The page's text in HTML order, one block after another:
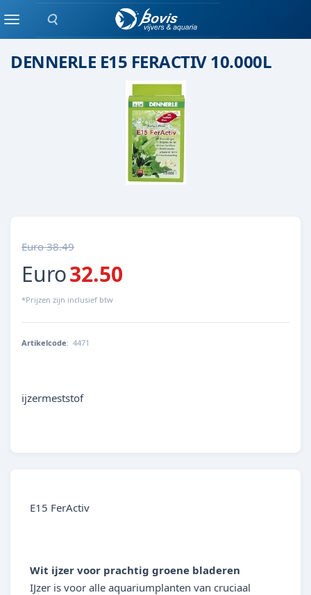
Zoeken
MenuPlant bemesting
DENNERLE E15 FERACTIV 10.000L
Euro 38.49
Euro32.50
*Prijzen zijn inclusief btw
Artikelcode: 4471
ijzermeststof
E15 FerActiv
Wit ijzer voor prachtig groene bladeren
IJzer is voor alle aquariumplanten van cruciaal